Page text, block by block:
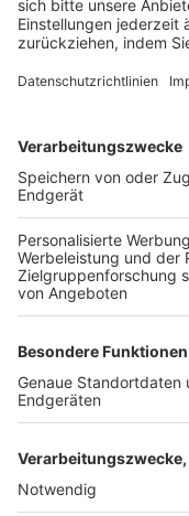
FOLGE DEM BFV
TOP-VEREINE
TOP-PARTNER